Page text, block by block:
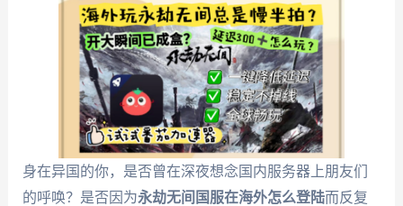
身在异国的你，是否曾在深夜想念国内服务器上朋友们
的呼唤？是否因为永劫无间国服在海外怎么登陆而反复